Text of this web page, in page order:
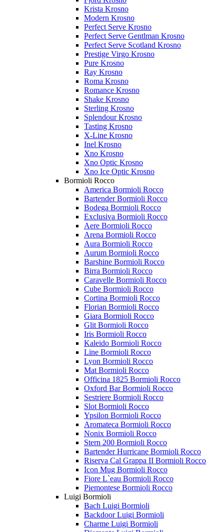
Krista Krosno
Modern Krosno
Perfect Serve Krosno
Perfect Serve Gentlman Krosno
Perfect Serve Scotland Krosno
Prestige Virgo Krosno
Pure Krosno
Ray Krosno
Roma Krosno
Romance Krosno
Shake Krosno
Sterling Krosno
Splendour Krosno
Tasting Krosno
X-Line Krosno
Inel Krosno
Xno Krosno
Xno Optic Krosno
Xno Ice Optic Krosno
Bormioli Rocco
America Bormioli Rocco
Bartender Bormioli Rocco
Bodega Bormioli Rocco
Exclusiva Bormioli Rocco
Aere Bormioli Rocco
Arena Bormioli Rocco
Aura Bormioli Rocco
Aurum Bormioli Rocco
Barshine Bormioli Rocco
Birra Bormioli Rocco
Caravelle Bormioli Rocco
Cube Bormioli Rocco
Cortina Bormioli Rocco
Florian Bormioli Rocco
Giara Bormioli Rocco
Glit Bormioli Rocco
Iris Bormioli Rocco
Kaleido Bormioli Rocco
Line Bormioli Rocco
Lyon Bormioli Rocco
Mat Bormioli Rocco
Officina 1825 Bormioli Rocco
Oxford Bar Bormioli Rocco
Sestriere Bormioli Rocco
Slot Bormioli Rocco
Ypsilon Bormioli Rocco
Aromateca Bormioli Rocco
Nonix Bormioli Rocco
Stern 200 Bormioli Rocco
Bartender Hurricane Bormioli Rocco
Riserva Cal Grappa II Bormioli Rocco
Icon Mug Bormioli Rocco
Fiore L`eau Bormioli Rocco
Piemontese Bormioli Rocco
Luigi Bormioli
Bach Luigi Bormioli
Backdoor Luigi Bormioli
Charme Luigi Bormioli